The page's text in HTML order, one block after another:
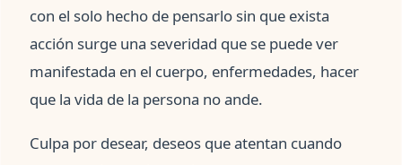
con el solo hecho de pensarlo sin que exista
acción surge una severidad que se puede ver
manifestada en el cuerpo, enfermedades, hacer
que la vida de la persona no ande.
Culpa por desear, deseos que atentan cuando